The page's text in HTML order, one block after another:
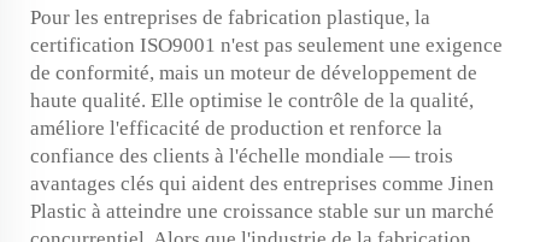
Pour les entreprises de fabrication plastique, la
certification ISO9001 n'est pas seulement une exigence
de conformité, mais un moteur de développement de
haute qualité. Elle optimise le contrôle de la qualité,
améliore l'efficacité de production et renforce la
confiance des clients à l'échelle mondiale — trois
avantages clés qui aident des entreprises comme Jinen
Plastic à atteindre une croissance stable sur un marché